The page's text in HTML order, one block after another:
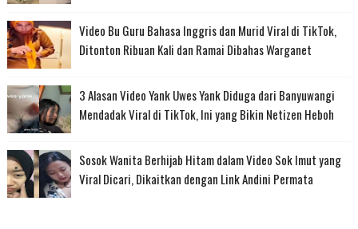
Video Bu Guru Bahasa Inggris dan Murid Viral di TikTok,
Ditonton Ribuan Kali dan Ramai Dibahas Warganet
3 Alasan Video Yank Uwes Yank Diduga dari Banyuwangi
Mendadak Viral di TikTok, Ini yang Bikin Netizen Heboh
Sosok Wanita Berhijab Hitam dalam Video Sok Imut yang
Viral Dicari, Dikaitkan dengan Link Andini Permata